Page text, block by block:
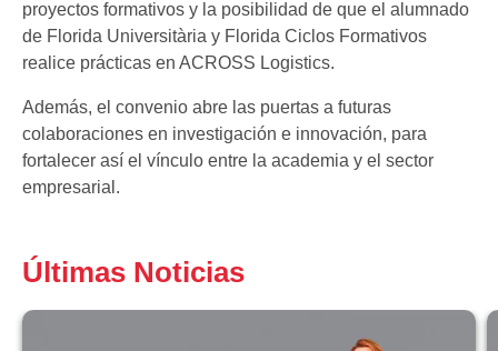
proyectos formativos y la posibilidad de que el alumnado
de Florida Universitària y Florida Ciclos Formativos
realice prácticas en ACROSS Logistics.
Además, el convenio abre las puertas a futuras
colaboraciones en investigación e innovación, para
fortalecer así el vínculo entre la academia y el sector
empresarial.
Últimas Noticias